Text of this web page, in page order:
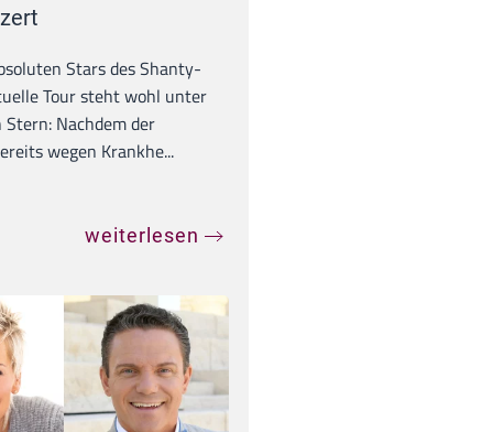
Stars des Shanty-
Tour steht wohl unter
Nachdem der
wegen Krankhe...
weiterlesen